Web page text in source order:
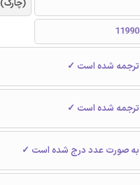
(چارک)
11990
ترجمه شده است ✓
ترجمه شده است ✓
به صورت عدد درج شده است ✓